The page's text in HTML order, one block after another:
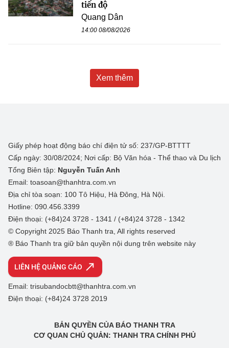
tiến độ
Quang Dân
14:00 08/08/2026
Xem thêm
Giấy phép hoạt động báo chí điện tử số: 237/GP-BTTTT
Cấp ngày: 30/08/2024; Nơi cấp: Bộ Văn hóa - Thể thao và Du lịch
Tổng Biên tập: Nguyễn Tuấn Anh
Email: toasoan@thanhtra.com.vn
Địa chỉ tòa soạn: 100 Tô Hiệu, Hà Đông, Hà Nội.
Hotline: 090.456.3399
Điện thoại: (+84)24 3728 - 1341 / (+84)24 3728 - 1342
© Copyright 2025 Báo Thanh tra, All rights reserved
® Báo Thanh tra giữ bản quyền nội dung trên website này
LIÊN HỆ QUẢNG CÁO
Email: trisubandocbtt@thanhtra.com.vn
Điện thoại: (+84)24 3728 2019
BẢN QUYỀN CỦA BÁO THANH TRA
CƠ QUAN CHỦ QUẢN: THANH TRA CHÍNH PHỦ